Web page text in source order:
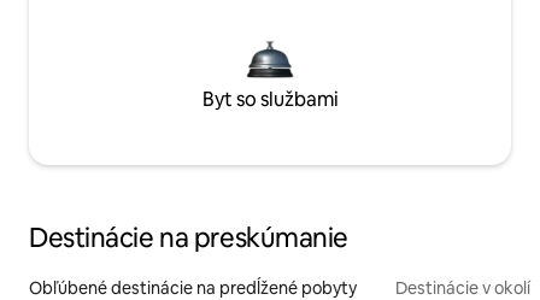
Byt so službami
Destinácie na preskúmanie
Obľúbené destinácie na predĺžené pobyty Destinácie v okolí